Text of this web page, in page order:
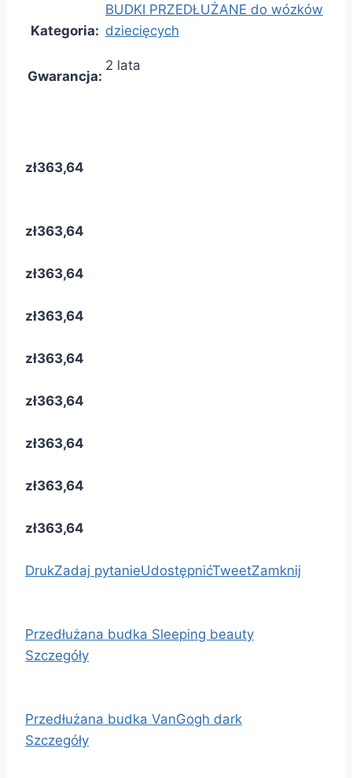
Kategoria:
BUDKI PRZEDŁUŻANE do wózków
dziecięcych
Gwarancja:
2 lata
zł363,64
zł363,64
zł363,64
zł363,64
zł363,64
zł363,64
zł363,64
zł363,64
zł363,64
DrukZadaj pytanieUdostępnićTweetZamknij
Przedłużana budka Sleeping beauty
Szczegóły
Przedłużana budka VanGogh dark
Szczegóły